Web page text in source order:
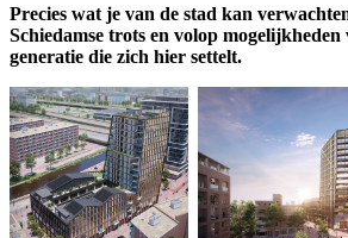
Precies wat je van de stad kan
Schiedamse trots en volop mogelijkheden
generatie die zich hier settelt.